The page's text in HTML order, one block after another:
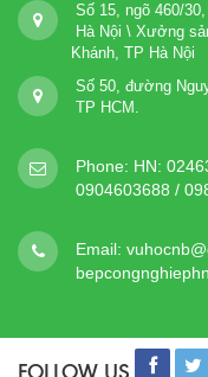
Số 15, ngõ 460/
Hà Nội \ Xưởng
Khánh, TP Hà Nội
Số 50, đường
TP HCM.
Phone: HN:
0904603688 /
Email:
FOLLOW US